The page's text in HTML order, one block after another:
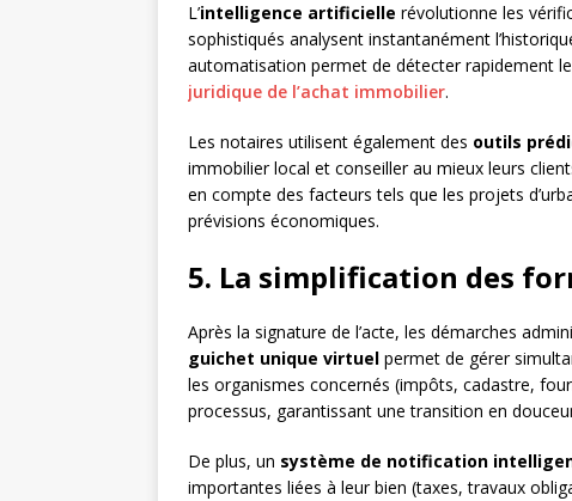
L’intelligence artificielle révolutionne les
sophistiqués analysent instantanément
automatisation permet de détecter rapidement
juridique de l’achat immobilier.
Les notaires utilisent également des outils
immobilier local et conseiller au mieux leurs
en compte des facteurs tels que les projets
prévisions économiques.
5. La simplification des
Après la signature de l’acte, les démarches
guichet unique virtuel permet de gérer
les organismes concernés (impôts, cadastre,
processus, garantissant une transition en
De plus, un système de notification
importantes liées à leur bien (taxes, travaux